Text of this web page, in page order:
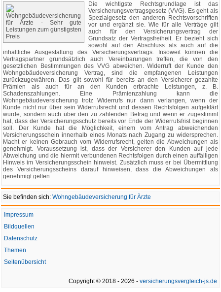
Die wichtigste Rechtsgrundlage ist das
Versicherungsvertragsgesetz (VVG). Es geht als
Spezialgesetz den anderen Rechtsvorschriften
vor und ergänzt sie. Wie für alle Verträge gilt
auch für den Versicherungsvertrag der
Grundsatz der Vertragsfreiheit. Er bezieht sich
sowohl auf den Abschluss als auch auf die
inhaltliche Ausgestaltung des Versicherungsvertrags. Insoweit können die
Vertragspartner grundsätzlich auch Vereinbarungen treffen, die von den
gesetzlichen Bestimmungen des VVG abweichen. Widerruft der Kunde den
Wohngebäudeversicherung Vertrag, sind die empfangenen Leistungen
zurückzugewähren. Das gilt sowohl für bereits an den Versicherer gezahlte
Prämien als auch für an den Kunden erbrachte Leistungen, z. B.
Schadenszahlungen. Eine Prämienzahlung kann die
Wohngebäudeversicherung trotz Widerrufs nur dann verlangen, wenn der
Kunde nicht nur über sein Widerrufsrecht und dessen Rechtsfolgen aufgeklärt
wurde, sondern auch über den zu zahlenden Betrag und wenn er zugestimmt
hat, dass der Versicherungsschutz bereits vor Ende der Widerrufsfrist beginnen
soll. Der Kunde hat die Möglichkeit, einem vom Antrag abweichenden
Versicherungsschein innerhalb eines Monats nach Zugang zu widersprechen.
Macht er keinen Gebrauch vom Widerrufsrecht, gelten die Abweichungen als
genehmigt. Voraussetzung ist, dass der Versicherer den Kunden auf jede
Abweichung und die hiermit verbundenen Rechtsfolgen durch einen auffälligen
Hinweis im Versicherungsschein hinweist. Zusätzlich muss er bei Übermittlung
des Versicherungsscheins darauf hinweisen, dass die Abweichungen als
genehmigt gelten.
Sie befinden sich: Wohngebäudeversicherung für Ärzte
Impressum
Bildquellen
Datenschutz
Themen
Seitenübersicht
Copyright © 2018 - 2026 - versicherungsvergleich-js.de